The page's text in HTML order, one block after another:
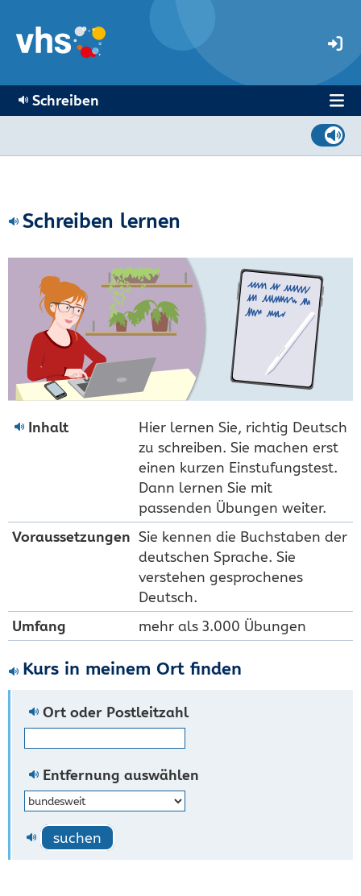
Schreiben
Schreiben lernen
Inhalt
Hier lernen Sie, richtig Deutsch
zu schreiben. Sie machen erst
einen kurzen Einstufungstest.
Dann lernen Sie mit
passenden Übungen weiter.
Voraus­setzungen Sie kennen die Buchstaben der
deutschen Sprache. Sie
verstehen gesprochenes
Deutsch.
Umfang
mehr als 3.000 Übungen
Kurs in meinem Ort finden
Ort oder Postleitzahl
Entfernung auswählen
suchen